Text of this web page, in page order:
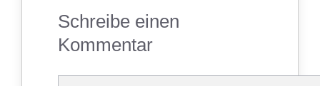
Schreibe einen
Kommentar